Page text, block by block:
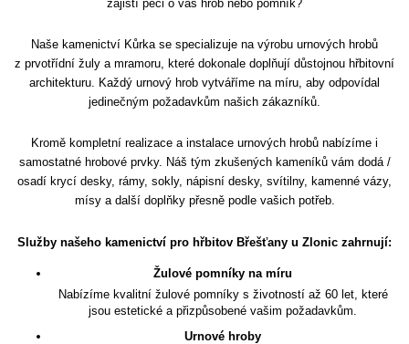
zajistí péči o váš hrob nebo pomník?
Naše kamenictví Kůrka se specializuje na výrobu urnových hrobů
z prvotřídní žuly a mramoru, které dokonale doplňují důstojnou hřbitovní
architekturu. Každý urnový hrob vytváříme na míru, aby odpovídal
jedinečným požadavkům našich zákazníků.
Kromě kompletní realizace a instalace urnových hrobů nabízíme i
samostatné hrobové prvky. Náš tým zkušených kameníků vám dodá /
osadí krycí desky, rámy, sokly, nápisní desky, svítilny, kamenné vázy,
mísy a další doplňky přesně podle vašich potřeb.
Služby našeho kamenictví pro hřbitov Břešťany u Zlonic zahrnují:
Žulové pomníky na míru
Nabízíme kvalitní žulové pomníky s životností až 60 let, které
jsou estetické a přizpůsobené vašim požadavkům.
Urnové hroby